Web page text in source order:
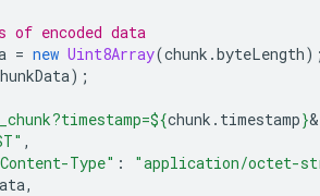
encoded data
= new Uint8Array(chunk .byteLength
);
${chunk . timestamp}&
,
Type" :
"application/octet-
,